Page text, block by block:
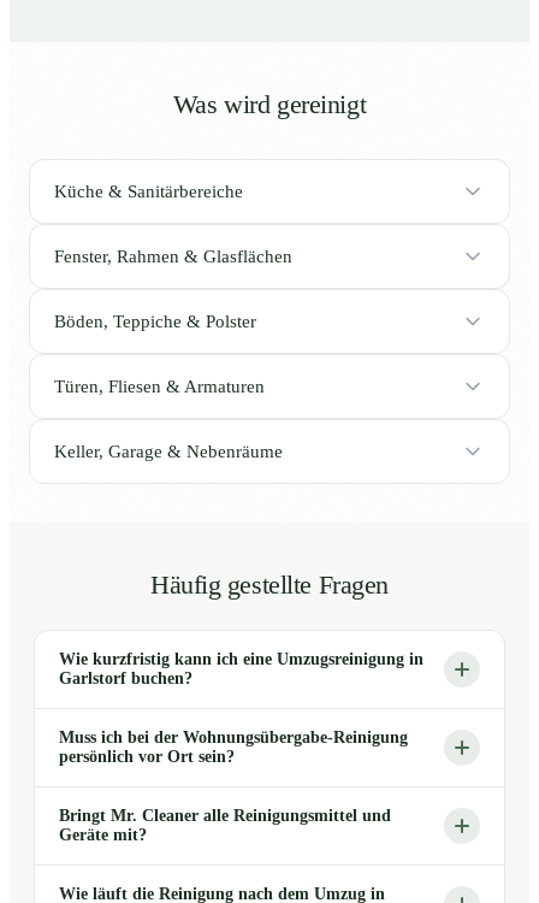
Was wird gereinigt
Küche & Sanitärbereiche
Fenster, Rahmen & Glasflächen
Böden, Teppiche & Polster
Türen, Fliesen & Armaturen
Keller, Garage & Nebenräume
Häufig gestellte Fragen
Wie kurzfristig kann ich eine Umzugsreinigung in
Garlstorf buchen?
Muss ich bei der Wohnungsübergabe-Reinigung
persönlich vor Ort sein?
Bringt Mr. Cleaner alle Reinigungsmittel und
Geräte mit?
Wie läuft die Reinigung nach dem Umzug in